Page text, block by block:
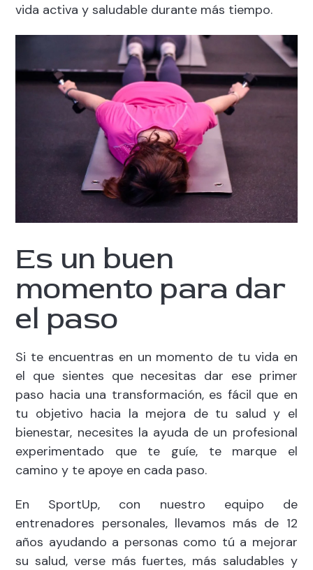
vida activa y saludable durante más tiempo.
Es un buen
momento para dar
el paso
Si te encuentras en un momento de tu vida en
el que sientes que necesitas dar ese primer
paso hacia una transformación, es fácil que en
tu objetivo hacia la mejora de tu salud y el
bienestar, necesites la ayuda de un profesional
experimentado que te guíe, te marque el
camino y te apoye en cada paso.
En SportUp, con nuestro equipo de
entrenadores personales, llevamos más de 12
años ayudando a personas como tú a mejorar
su salud, verse más fuertes, más saludables y